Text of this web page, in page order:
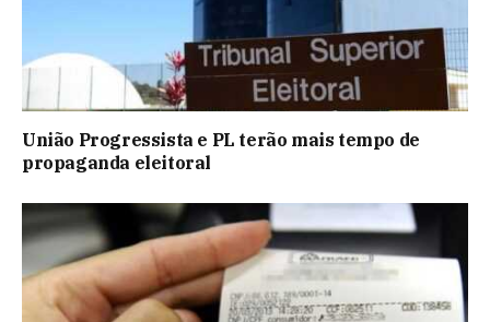
União Progressista e PL terão mais tempo de
propaganda eleitoral